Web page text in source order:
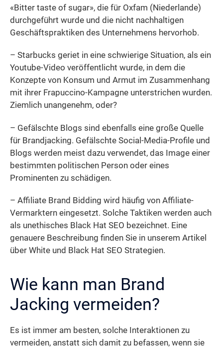
«Bitter taste of sugar», die für Oxfam (Niederlande)
durchgeführt wurde und die nicht nachhaltigen
Geschäftspraktiken des Unternehmens hervorhob.
– Starbucks geriet in eine schwierige Situation, als ein
Youtube-Video veröffentlicht wurde, in dem die
Konzepte von Konsum und Armut im Zusammenhang
mit ihrer Frapuccino-Kampagne unterstrichen wurden.
Ziemlich unangenehm, oder?
– Gefälschte Blogs sind ebenfalls eine große Quelle
für Brandjacking. Gefälschte Social-Media-Profile und
Blogs werden meist dazu verwendet, das Image einer
bestimmten politischen Person oder eines
Prominenten zu schädigen.
– Affiliate Brand Bidding wird häufig von Affiliate-
Vermarktern eingesetzt. Solche Taktiken werden auch
als unethisches Black Hat SEO bezeichnet. Eine
genauere Beschreibung finden Sie in unserem Artikel
über White und Black Hat SEO Strategien.
Wie kann man Brand
Jacking vermeiden?
Es ist immer am besten, solche Interaktionen zu
vermeiden, anstatt sich damit zu befassen, wenn sie